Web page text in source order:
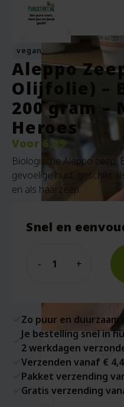
vegan
Aleppo
Olijfolie) –
200 gram –
Heroes
Voor 6.99
Biologische Aleppo zeep.
gevoelige huid, geschikt
en als haarzeep.
Snel en
Zo puur en duurzaam
Je bestelling snel in
2 werkdagen
Verzenden vanaf €
Pakket verzending
Gratis verzending